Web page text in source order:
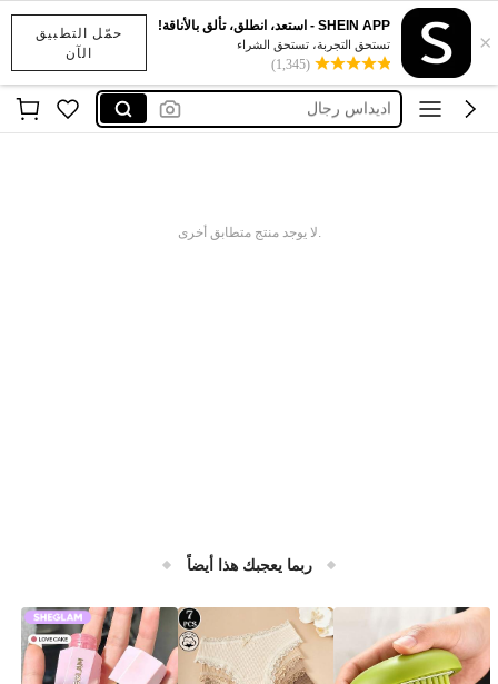
حمّل التطبيق
الآن
×
SHEIN APP - استعد، انطلق، تألق بالأناقة!
تستحق التجربة، تستحق الشراء
(1,345)
x sports
addidass
نايك
اديداس رجال
.لا يوجد منتج متطابق أخرى
ربما يعجبك هذا أيضاً